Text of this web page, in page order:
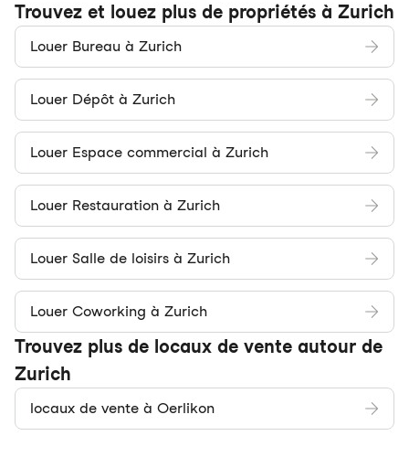
Trouvez et louez plus de propriétés à Zurich
Louer Bureau à Zurich
Louer Dépôt à Zurich
Louer Espace commercial à Zurich
Louer Restauration à Zurich
Louer Salle de loisirs à Zurich
Louer Coworking à Zurich
Trouvez plus de locaux de vente autour de
Zurich
locaux de vente à Oerlikon